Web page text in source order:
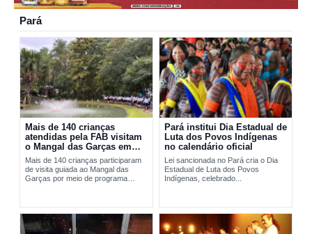
Pará
Mais de 140 crianças
atendidas pela FAB visitam
o Mangal das Garças em
Belém
Mais de 140 crianças participaram
de visita guiada ao Mangal das
Garças por meio de programa
Pará institui Dia Estadual de
Luta dos Povos Indígenas
no calendário oficial
Lei sancionada no Pará cria o Dia
Estadual de Luta dos Povos
Indígenas, celebrado...